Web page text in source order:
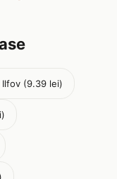
Ilfov (9.39 lei)